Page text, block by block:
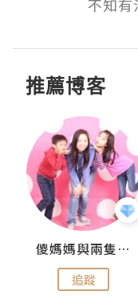
不知有
推薦博客
儍媽媽與兩隻小魔怪之家
追蹤